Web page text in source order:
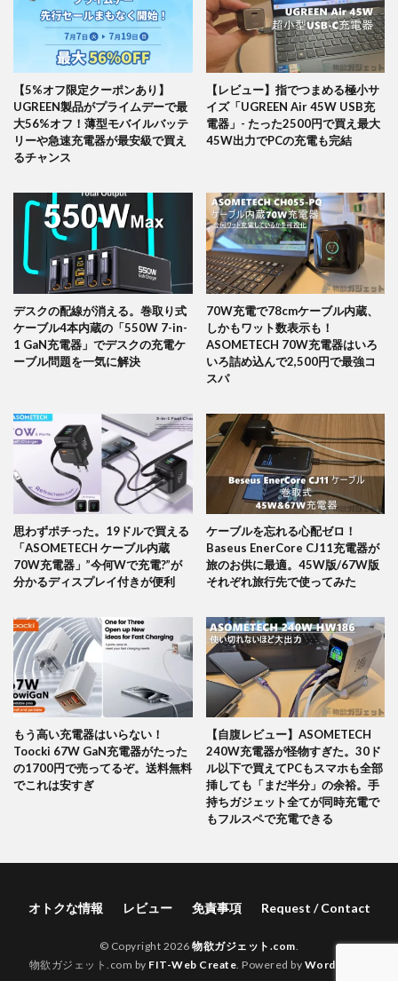
【5%オフ限定クーポンあり】
UGREEN製品がプライムデーで最
大56%オフ！薄型モバイルバッテ
リーや急速充電器が最安級で買え
るチャンス
【レビュー】指でつまめる極小サ
イズ「UGREEN Air 45W USB充
電器」- たった2500円で買え最大
45W出力でPCの充電も完結
デスクの配線が消える。巻取り式
ケーブル4本内蔵の「550W 7-in-
1 GaN充電器」でデスクの充電ケ
ーブル問題を一気に解決
70W充電で78cmケーブル内蔵、
しかもワット数表示も！
ASOMETECH 70W充電器はいろ
いろ詰め込んで2,500円で最強コ
スパ
思わずポチった。19ドルで買える
「ASOMETECH ケーブル内蔵
70W充電器」”今何Wで充電?”が
分かるディスプレイ付きが便利
ケーブルを忘れる心配ゼロ！
Baseus EnerCore CJ11充電器が
旅のお供に最適。45W版/67W版
それぞれ旅行先で使ってみた
もう高い充電器はいらない！
Toocki 67W GaN充電器がたった
の1700円で売ってるぞ。送料無料
でこれは安すぎ
【自腹レビュー】ASOMETECH
240W充電器が怪物すぎた。30ド
ル以下で買えてPCもスマホも全部
挿しても「まだ半分」の余裕。手
持ちガジェット全てが同時充電で
もフルスペで充電できる
オトクな情報 レビュー 免責事項 Request / Contact
© Copyright 2026物欲ガジェット.com.
物欲ガジェット.com by FIT-Web Create. Powered by WordPress